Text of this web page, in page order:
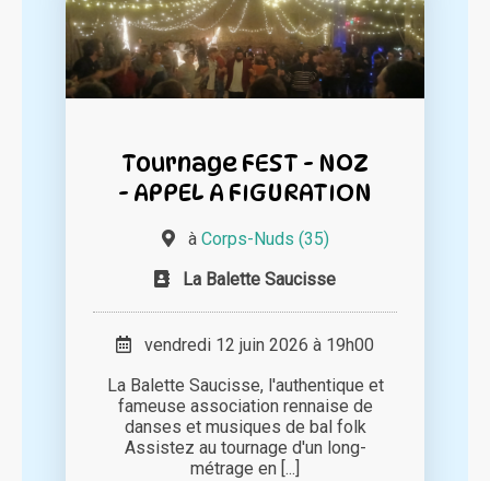
Tournage FEST - NOZ
- APPEL A FIGURATION
à Corps-Nuds (35)
La Balette Saucisse
vendredi 12 juin 2026 à 19h00
La Balette Saucisse, l'authentique et
fameuse association rennaise de
danses et musiques de bal folk
Assistez au tournage d'un long-
métrage en [...]